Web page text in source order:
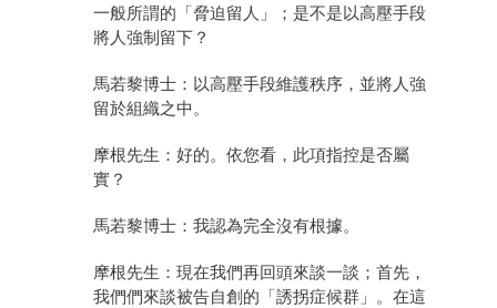
一般所謂的「脅迫留人」；是不是以高壓手段
將人強制留下？
馬若黎博士：以高壓手段維護秩序，並將人強
留於組織之中。
摩根先生：好的。依您看，此項指控是否屬
實？
馬若黎博士：我認為完全沒有根據。
摩根先生：現在我們再回頭來談一談；首先，
我們們來談被告自創的「誘拐症候群」。在這